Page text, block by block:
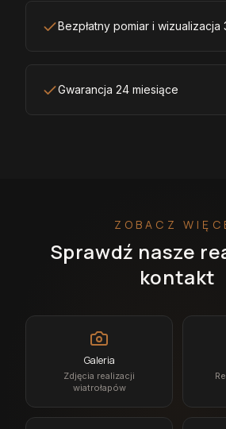
Bezpłatny pomiar i wizualizacja
Gwarancja 24 miesiące
ZOBACZ
Sprawdź nasze
kontakt
Galeria
Zdjęcia realizacji
wiatrołapów